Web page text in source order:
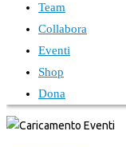
Team
Collabora
Eventi
Shop
Dona